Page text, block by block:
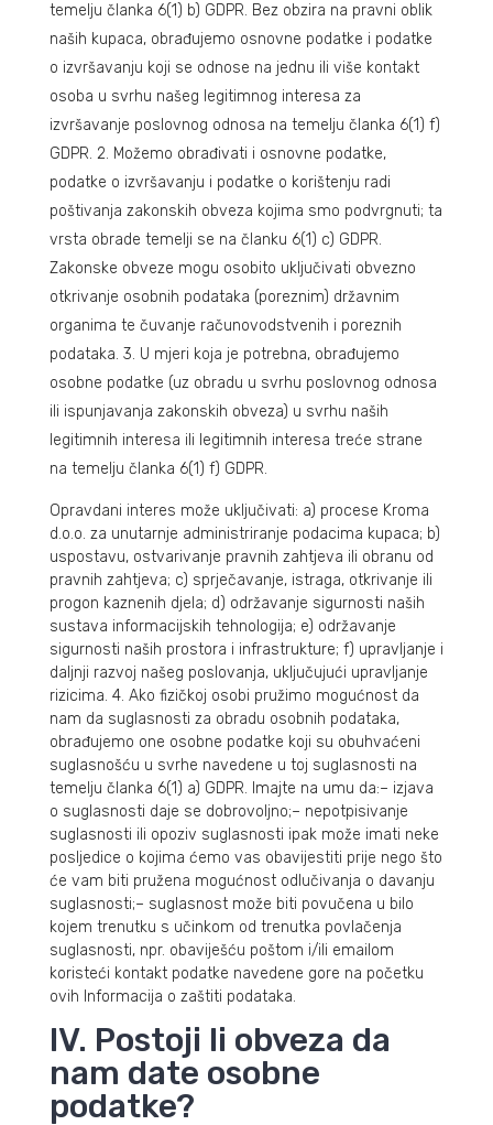
temelju članka 6(1) b) GDPR. Bez obzira na pravni oblik
naših kupaca, obrađujemo osnovne podatke i podatke
o izvršavanju koji se odnose na jednu ili više kontakt
osoba u svrhu našeg legitimnog interesa za
izvršavanje poslovnog odnosa na temelju članka 6(1) f)
GDPR. 2. Možemo obrađivati i osnovne podatke,
podatke o izvršavanju i podatke o korištenju radi
poštivanja zakonskih obveza kojima smo podvrgnuti; ta
vrsta obrade temelji se na članku 6(1) c) GDPR.
Zakonske obveze mogu osobito uključivati obvezno
otkrivanje osobnih podataka (poreznim) državnim
organima te čuvanje računovodstvenih i poreznih
podataka. 3. U mjeri koja je potrebna, obrađujemo
osobne podatke (uz obradu u svrhu poslovnog odnosa
ili ispunjavanja zakonskih obveza) u svrhu naših
legitimnih interesa ili legitimnih interesa treće strane
na temelju članka 6(1) f) GDPR.
Opravdani interes može uključivati: a) procese Kroma
d.o.o. za unutarnje administriranje podacima kupaca; b)
uspostavu, ostvarivanje pravnih zahtjeva ili obranu od
pravnih zahtjeva; c) sprječavanje, istraga, otkrivanje ili
progon kaznenih djela; d) održavanje sigurnosti naših
sustava informacijskih tehnologija; e) održavanje
sigurnosti naših prostora i infrastrukture; f) upravljanje i
daljnji razvoj našeg poslovanja, uključujući upravljanje
rizicima. 4. Ako fizičkoj osobi pružimo mogućnost da
nam da suglasnosti za obradu osobnih podataka,
obrađujemo one osobne podatke koji su obuhvaćeni
suglasnošću u svrhe navedene u toj suglasnosti na
temelju članka 6(1) a) GDPR. Imajte na umu da:– izjava
o suglasnosti daje se dobrovoljno;– nepotpisivanje
suglasnosti ili opoziv suglasnosti ipak može imati neke
posljedice o kojima ćemo vas obavijestiti prije nego što
će vam biti pružena mogućnost odlučivanja o davanju
suglasnosti;– suglasnost može biti povučena u bilo
kojem trenutku s učinkom od trenutka povlačenja
suglasnosti, npr. obaviješću poštom i/ili emailom
koristeći kontakt podatke navedene gore na početku
ovih Informacija o zaštiti podataka.
IV. Postoji li obveza da
nam date osobne
podatke?